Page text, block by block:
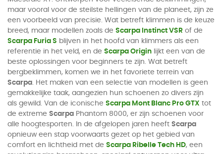
maar vooral voor de steilste hellingen van de planeet, zijn ze
een voorbeeld van precisie. Wat betreft klimmen is de keuze
breed, maar modellen zoals de Scarpa Instinct VSR of de
Scarpa Furia S blijven in het hoofd van klimmers als een
referentie in het veld, en de Scarpa Origin lijkt een van de
beste oplossingen voor beginners te zijn. Wat betreft
bergbeklimmen, komen we in het favoriete terrein van
Scarpa . Het maken van een selectie van modellen is geen
gemakkelijke taak, aangezien hun schoenen zo divers zijn
als gewild. Van de iconische Scarpa Mont Blanc Pro GTX tot
de extreme Scarpa Phantom 8000, er zijn schoenen voor
alle hoogtesporten. In de afgelopen jaren heeft Scarpa
opnieuw een stap voorwaarts gezet op het gebied van
comfort en lichtheid met de Scarpa Ribelle Tech HD, een